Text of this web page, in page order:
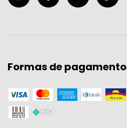
Formas de pagamento